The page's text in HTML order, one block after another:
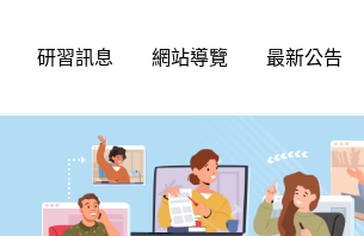
研習訊息 網站導覽 最新公告